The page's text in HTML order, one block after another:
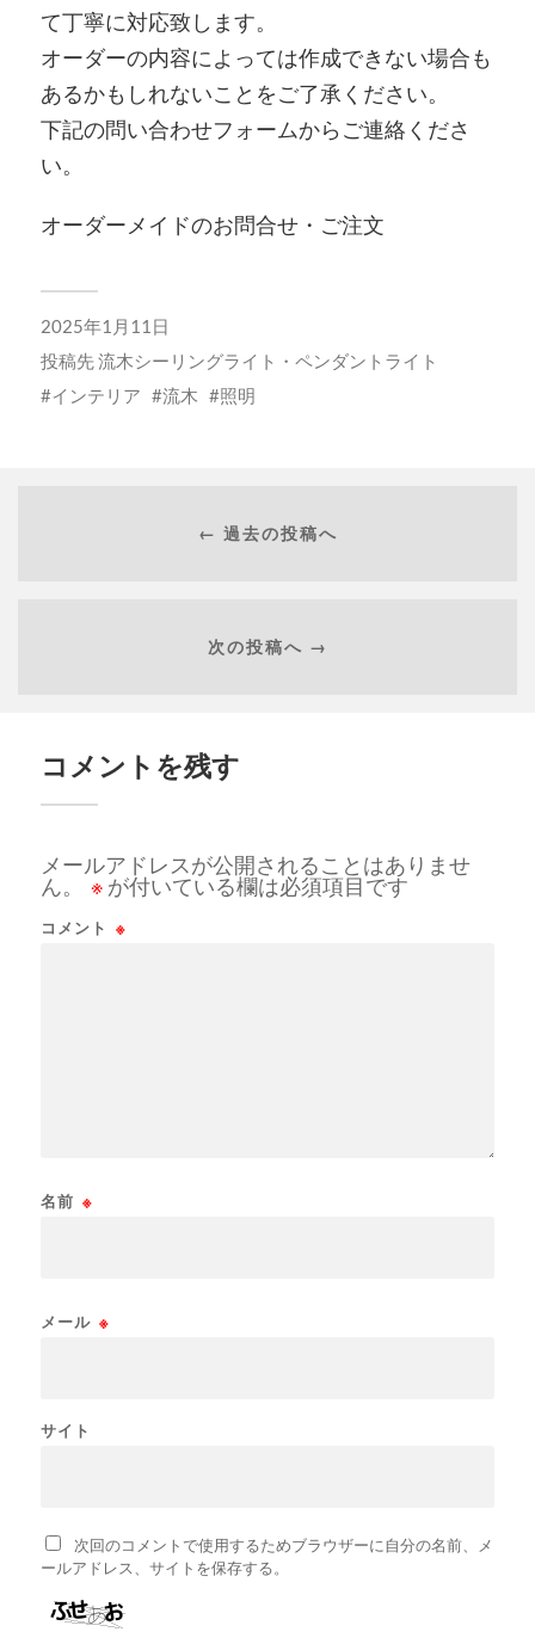
て丁寧に対応致します。
オーダーの内容によっては作成できない場合も
あるかもしれないことをご了承ください。
下記の問い合わせフォームからご連絡くださ
い。
オーダーメイドのお問合せ・ご注文
2025年1月11日
投稿先流木シーリングライト・ペンダントライト
インテリア
流木 照明
← 過去の投稿へ
次の投稿へ →
コメントを残す
メールアドレスが公開されることはありませ
ん。
※ が付いている欄は必須項目です
コメント ※
名前 ※
メール ※
サイト
次回のコメントで使用するためブラウザーに自分の名前、メ
ールアドレス、サイトを保存する。